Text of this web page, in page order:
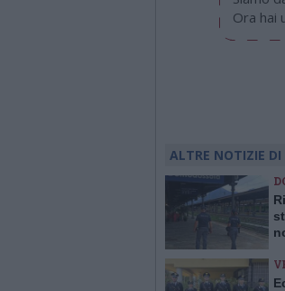
Ora hai
ALTRE NOTIZIE